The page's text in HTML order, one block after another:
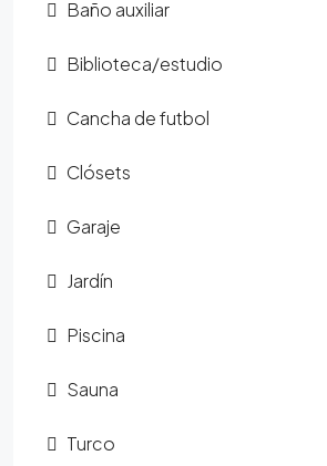
Baño auxiliar
Biblioteca/estudio
Cancha de futbol
Clósets
Garaje
Jardín
Piscina
Sauna
Turco